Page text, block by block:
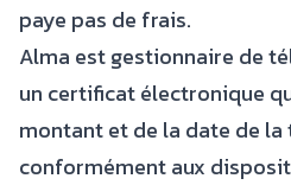
paye pas de frais.
Alma est gestionnaire de
un certificat électronique
montant et de la date de
conformément aux